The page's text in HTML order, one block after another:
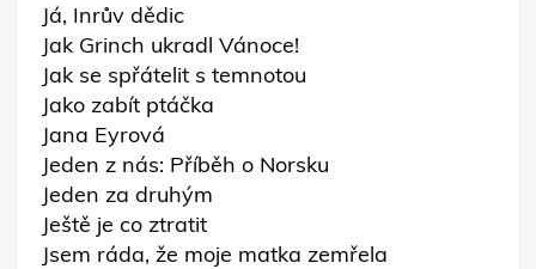
Já, Inrův dědic
Jak Grinch ukradl Vánoce!
Jak se spřátelit s temnotou
Jako zabít ptáčka
Jana Eyrová
Jeden z nás: Příběh o Norsku
Jeden za druhým
Ještě je co ztratit
Jsem ráda, že moje matka zemřela